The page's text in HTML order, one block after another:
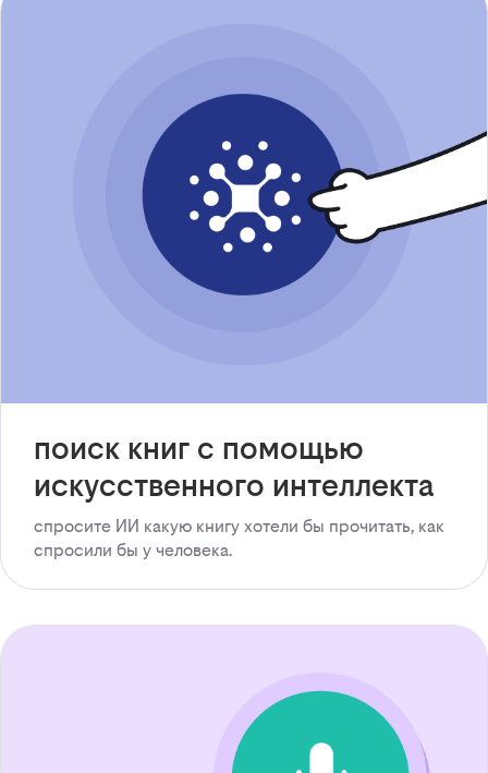
поиск книг с помощью
искусственного интеллекта
спросите ИИ какую книгу хотели бы прочитать, как
спросили бы у человека.